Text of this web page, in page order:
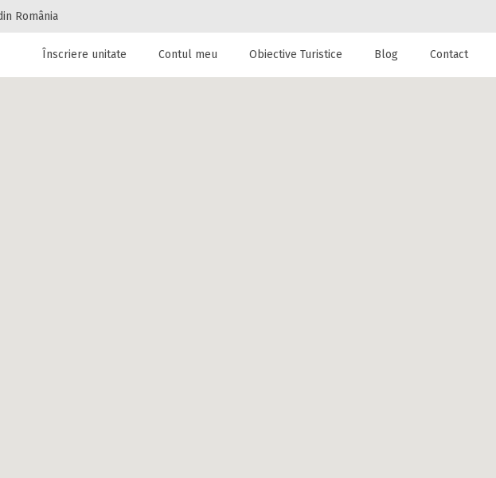
România
cazare!
sau alte unitați de cazare la
Înscriere unitate Contul meu Obiective Turistice Blog Contact